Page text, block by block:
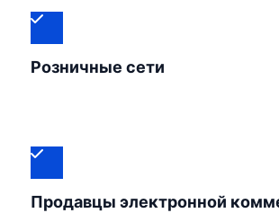
Розничные сети
Продавцы электронной